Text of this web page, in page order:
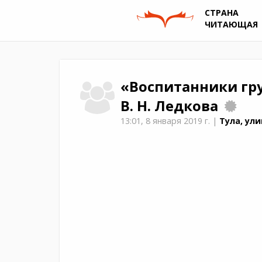
СТРАНА
ЧИТАЮЩАЯ
«Воспитанники
В. Н. Ледкова
13:01, 8 января 2019 г. | Тула,